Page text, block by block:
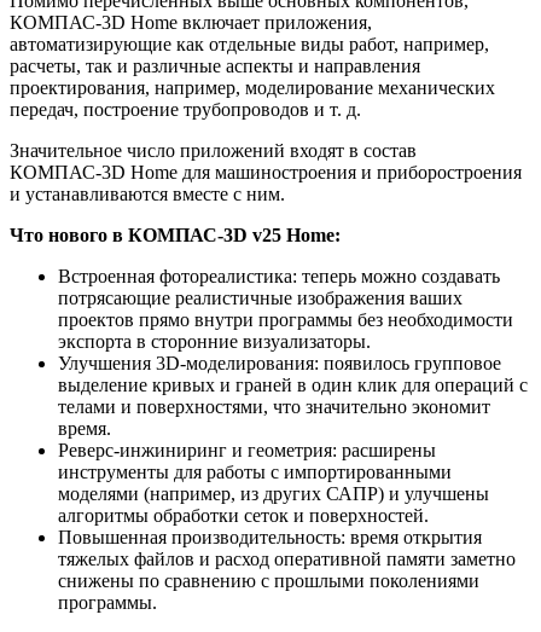
КОМПАС-3D Home включает приложения,
автоматизирующие как отдельные виды работ, например,
расчеты, так и различные аспекты и направления
проектирования, например, моделирование механических
передач, построение трубопроводов и т. д.
Значительное число приложений входят в состав
КОМПАС-3D Home для машиностроения и приборостроения
и устанавливаются вместе с ним.
Что нового в КОМПАС-3D v25 Home:
Встроенная фотореалистика: теперь можно создавать
потрясающие реалистичные изображения ваших
проектов прямо внутри программы без необходимости
экспорта в сторонние визуализаторы.
Улучшения 3D-моделирования: появилось групповое
выделение кривых и граней в один клик для операций с
телами и поверхностями, что значительно экономит
время.
Реверс-инжиниринг и геометрия: расширены
инструменты для работы с импортированными
моделями (например, из других САПР) и улучшены
алгоритмы обработки сеток и поверхностей.
Повышенная производительность: время открытия
тяжелых файлов и расход оперативной памяти заметно
снижены по сравнению с прошлыми поколениями
программы.